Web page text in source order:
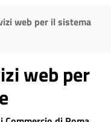
web per il sistema
web per